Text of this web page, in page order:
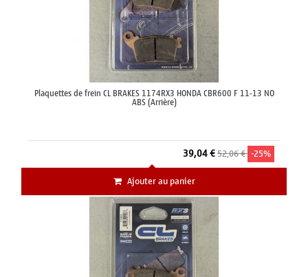
Plaquettes de frein CL BRAKES 1174RX3 HONDA CBR600 F 11-13 NO
ABS (Arrière)
39,04 €52,06 € -25%
Ajouter au panier